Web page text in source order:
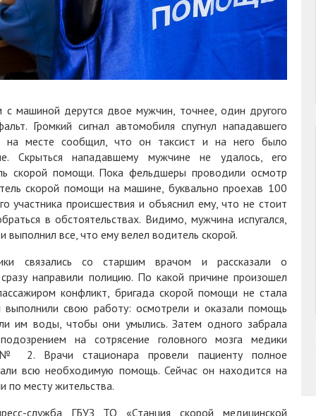
с машиной дерутся двое мужчин, точнее, один другого
Громкий сигнал автомобиля спугнул нападавшего
на месте сообщил, что он таксист и на него было
Скрыться нападавшему мужчине не удалось, его
скорой помощи. Пока фельдшеры проводили осмотр
скорой помощи на машине, буквально проехав 100
участника происшествия и объяснил ему, что не стоит
в обстоятельствах. Видимо, мужчина испугался,
выполнил все, что ему велел водитель скорой.
связались со старшим врачом и рассказали о
направили полицию. По какой причине произошел
конфликт, бригада скорой помощи не стала
выполнили свою работу: осмотрели и оказали помощь
им воды, чтобы они умылись. Затем одного забрала
на сотрясение головного мозга медики
2. Врачи стационара провели пациенту полное
всю необходимую помощь. Сейчас он находится на
по месту жительства.
служба ГБУЗ ТО «Станция скорой медицинской